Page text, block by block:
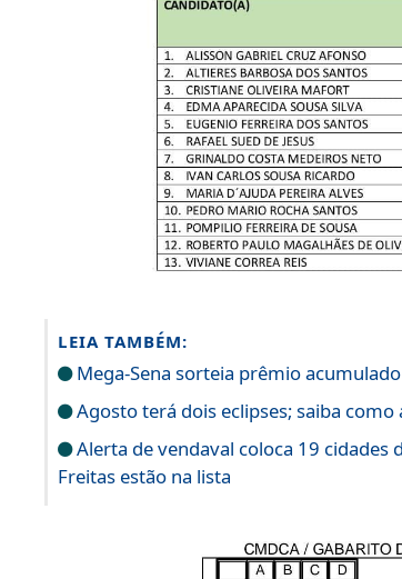
LEIA TAMBÉM:
Mega-Sena sorteia prêmio
Agosto terá dois eclipses; saiba
Alerta de vendaval coloca 19 cidades
Freitas estão na lista